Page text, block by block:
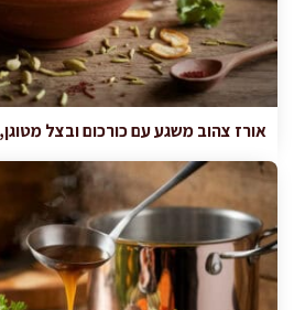
אורז צהוב משגע עם כורכום ובצל